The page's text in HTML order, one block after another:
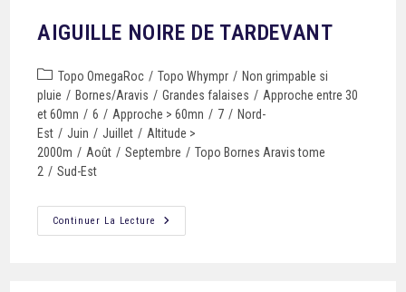
AIGUILLE NOIRE DE TARDEVANT
Topo OmegaRoc / Topo Whympr / Non grimpable si
pluie / Bornes/Aravis / Grandes falaises / Approche entre 30
et 60mn / 6 / Approche > 60mn / 7 / Nord-
Est / Juin / Juillet / Altitude >
2000m / Août / Septembre / Topo Bornes Aravis tome
2 / Sud-Est
Continuer La Lecture